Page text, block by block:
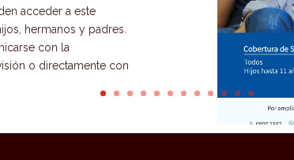
acceder a este
hermanos y padres.
con la
o directamente con